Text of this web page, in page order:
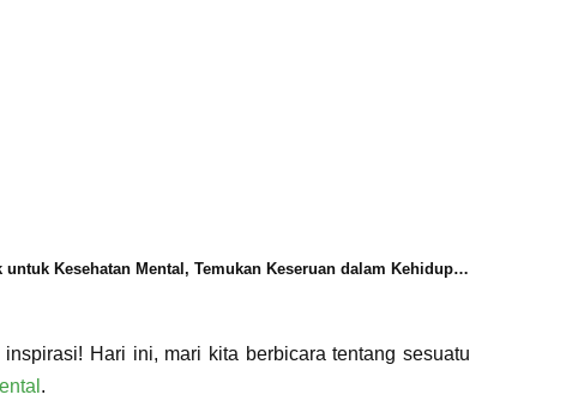
Kesehatan Mental, Temukan Keseruan dalam Kehidupan Sehari-hari!
Hari ini, mari kita berbicara tentang sesuatu
.